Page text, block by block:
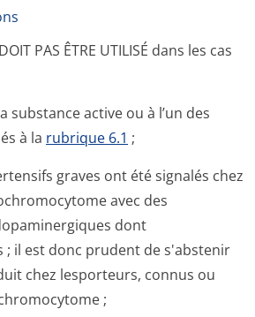
PAS ÊTRE UTILISÉ dans les cas
substance active ou à l’un des
à la rubrique 6.1 ;
graves ont été signalés chez
avec des
dont
; il est donc prudent de s'abstenir
chez lesporteurs, connus ou
;